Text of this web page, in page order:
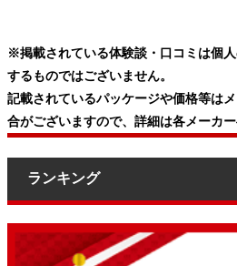
※掲載されている体験談・口コミは個
するものではございません。
記載されているパッケージや価格等は
合がございますので、詳細は各メーカ
ランキング